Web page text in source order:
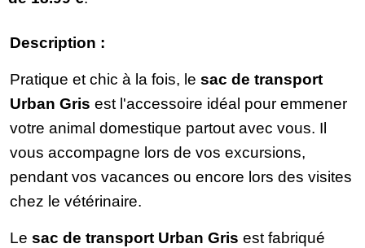
Description :
Pratique et chic à la fois, le sac de transport
Urban Gris est l'accessoire idéal pour emmener
votre animal domestique partout avec vous. Il
vous accompagne lors de vos excursions,
pendant vos vacances ou encore lors des visites
chez le vétérinaire.
Le sac de transport Urban Gris est fabriqué